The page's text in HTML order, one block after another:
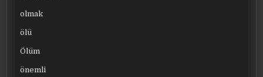
olmak
ölü
Ölüm
önemli